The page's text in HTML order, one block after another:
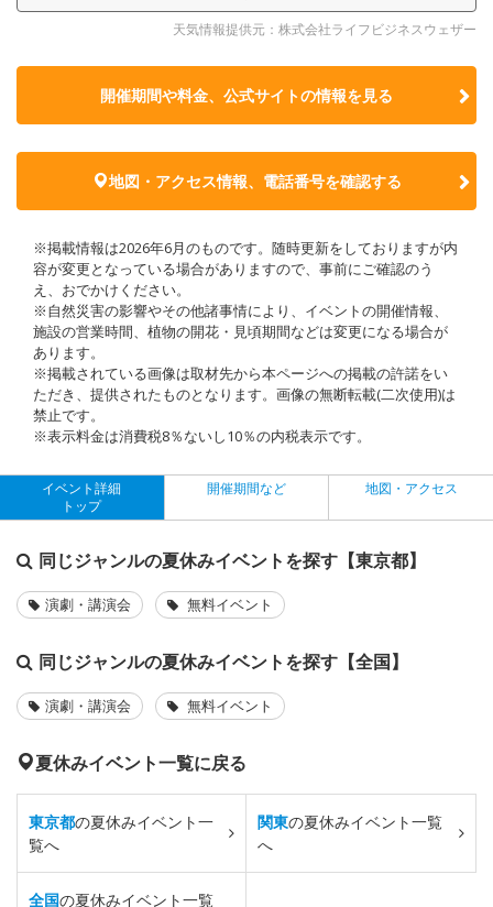
天気情報提供元：株式会社ライフビジネスウェザー
開催期間や料金、公式サイトの情報を見る
地図・アクセス情報、電話番号を確認する
※掲載情報は2026年6月のものです。随時更新をしておりますが内
容が変更となっている場合がありますので、事前にご確認のう
え、おでかけください。
※自然災害の影響やその他諸事情により、イベントの開催情報、
施設の営業時間、植物の開花・見頃期間などは変更になる場合が
あります。
※掲載されている画像は取材先から本ページへの掲載の許諾をい
ただき、提供されたものとなります。画像の無断転載(二次使用)は
禁止です。
※表示料金は消費税8％ないし10％の内税表示です。
イベント詳細
トップ
開催期間など 地図・アクセス
同じジャンルの夏休みイベントを探す【東京都】
演劇・講演会 無料イベント
同じジャンルの夏休みイベントを探す【全国】
演劇・講演会 無料イベント
夏休みイベント一覧に戻る
東京都の夏休みイベント一
覧へ
関東の夏休みイベント一覧
へ
全国の夏休みイベント一覧